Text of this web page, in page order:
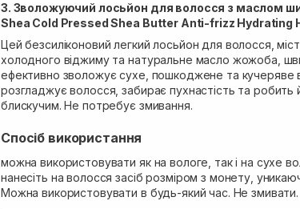
3. Зволожуючий лосьйон для волосся з маслом ши
Shea Cold Pressed Shea Butter Anti-frizz Hydrating
Цей безсиліконовий легкий лосьйон для волосся,
холодного віджиму та натуральне масло жожоба,
ефективно зволожує сухе, пошкоджене та кучеряве
розгладжує волосся, забирає пухнастість та робить
блискучим. Не потребує змивання.
Спосіб використання
можна використовувати як на вологе, так і на сухе
нанесіть на волосся засіб розміром з монету,
Можна використовувати в будь-який час. Не змивати.